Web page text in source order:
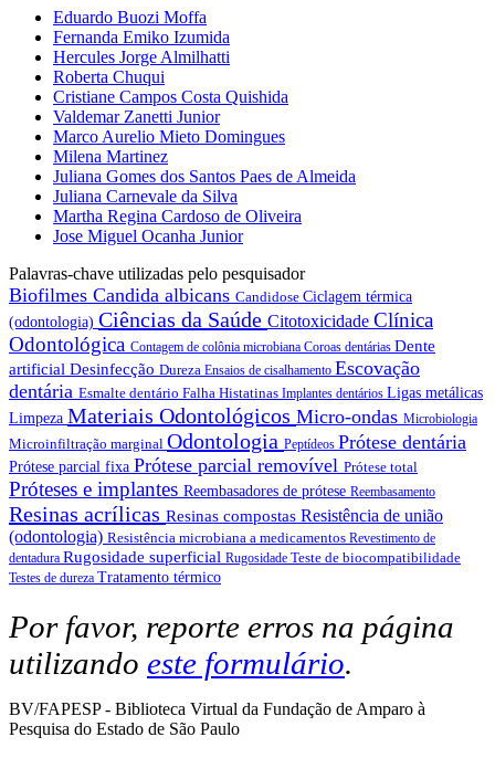
Eduardo Buozi Moffa
Fernanda Emiko Izumida
Hercules Jorge Almilhatti
Roberta Chuqui
Cristiane Campos Costa Quishida
Valdemar Zanetti Junior
Marco Aurelio Mieto Domingues
Milena Martinez
Juliana Gomes dos Santos Paes de Almeida
Juliana Carnevale da Silva
Martha Regina Cardoso de Oliveira
Jose Miguel Ocanha Junior
Palavras-chave utilizadas pelo pesquisador
Biofilmes Candida albicans Candidose Ciclagem térmica
(odontologia) Ciências da Saúde Citotoxicidade Clínica
Odontológica Contagem de colônia microbiana Coroas dentárias Dente
artificial Desinfecção Dureza Ensaios de cisalhamento Escovação
dentária Esmalte dentário Falha Histatinas Implantes dentários Ligas metálicas
Limpeza Materiais Odontológicos Micro-ondas Microbiologia
Microinfiltração marginal Odontologia Peptídeos Prótese dentária
Prótese parcial fixa Prótese parcial removível Prótese total
Próteses e implantes Reembasadores de prótese Reembasamento
Resinas acrílicas Resinas compostas Resistência de união
(odontologia) Resistência microbiana a medicamentos Revestimento de
dentadura Rugosidade superficial Rugosidade Teste de biocompatibilidade
Testes de dureza Tratamento térmico
Por favor, reporte erros na página
utilizando este formulário.
BV/FAPESP - Biblioteca Virtual da Fundação de Amparo à
Pesquisa do Estado de São Paulo